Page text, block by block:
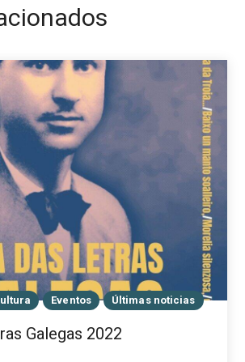
Eventos Últimas noticias
Galegas 2022